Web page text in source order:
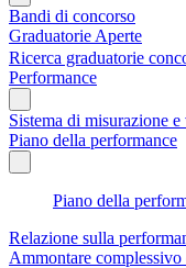
Bandi di concorso
Graduatorie Aperte
Ricerca graduatorie
Performance
Sistema di misurazione
Piano della performance
Piano della
Relazione sulla
Ammontare complessivo